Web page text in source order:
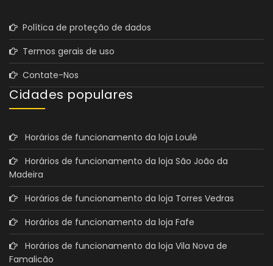
Política de proteção de dados
Termos gerais de uso
Contate-Nos
Cidades populares
Horários de funcionamento da loja Loulé
Horários de funcionamento da loja São João da
Madeira
Horários de funcionamento da loja Torres Vedras
Horários de funcionamento da loja Fafe
Horários de funcionamento da loja Vila Nova de
Famalicão